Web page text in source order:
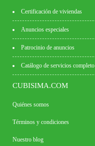
Certificación de viviendas
Anuncios especiales
Patrocinio de anuncios
Catálogo de servicios completo
CUBISIMA.COM
Quiénes somos
Términos y condiciones
Nuestro blog